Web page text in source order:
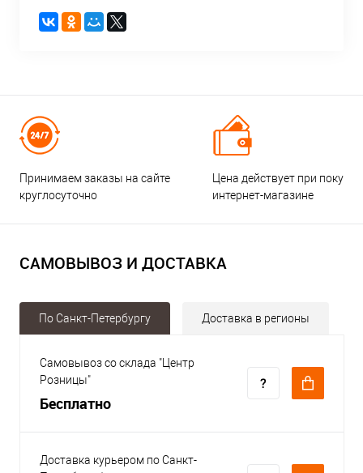
Принимаем заказы на сайте
круглосуточно
Цена действует при
интернет-магазине
САМОВЫВОЗ И ДОСТАВКА
По Санкт-Петербургу Доставка в регионы
Самовывоз со склада "Центр
Розницы"
Бесплатно
Доставка курьером по Санкт-